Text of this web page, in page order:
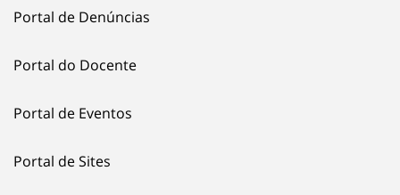
Portal de Denúncias
Portal do Docente
Portal de Eventos
Portal de Sites